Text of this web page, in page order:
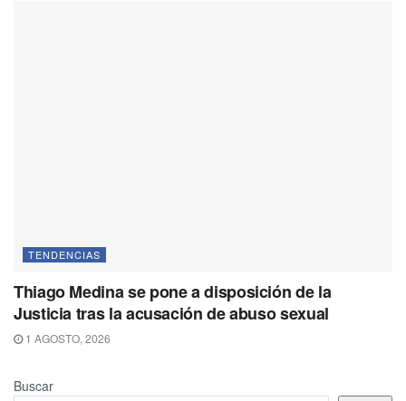
TENDENCIAS
Thiago Medina se pone a disposición de la
Justicia tras la acusación de abuso sexual
1 AGOSTO, 2026
Buscar